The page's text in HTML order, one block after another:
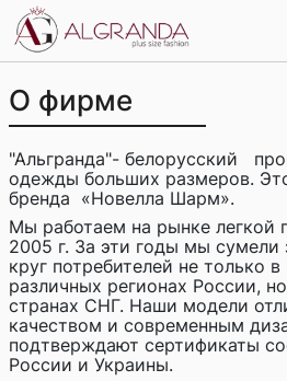
О фирме
"Альгранда"- белорусский
одежды больших размеров.
бренда «Новелла Шарм».
Мы работаем на рынке легкой
2005 г. За эти годы мы сумели
круг потребителей не только
различных регионах России,
странах СНГ. Наши модели
качеством и современным
подтверждают сертификаты
России и Украины.